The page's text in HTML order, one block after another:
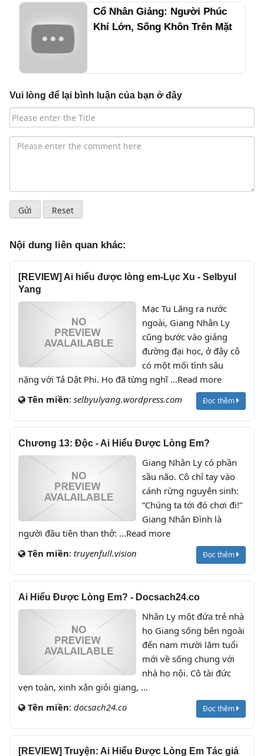
Cổ Nhân Giảng: Người Phúc
Khí Lớn, Sống Khôn Trên Mặt
Vui lòng để lại bình luận của bạn ở đây
Nội dung liên quan khác:
[REVIEW] Ai hiểu được lòng em-Lục Xu - Selbyul
Yang
Mạc Tu Lăng ra nước
ngoài, Giang Nhân Ly
cũng bước vào giảng
đường đại học, ở đây cô
có một mối tình sâu
nặng với Tả Dật Phi. Họ đã từng nghĩ ...Read more
Tên miền: selbyulyang.wordpress.com Đọc thêm
Chương 13: Độc - Ai Hiểu Được Lòng Em?
Giang Nhân Ly có phần
sầu não. Cô chỉ tay vào
cánh rừng nguyên sinh:
“Chúng ta tới đó chơi đi!”
Giang Nhân Đình là
người đầu tiên than thở: ...Read more
Tên miền: truyenfull.vision Đọc thêm
Ai Hiểu Được Lòng Em? - Docsach24.co
Nhân Ly một đứa trẻ nhà
họ Giang sống bên ngoài
đến nam mười lăm tuổi
mới về sống chung với
nhà họ nội. Cô tài đức
vẹn toàn, xinh xắn giỏi giang, ...
Tên miền: docsach24.co Đọc thêm
[REVIEW] Truyện: Ai Hiểu Được Lòng Em Tác giả